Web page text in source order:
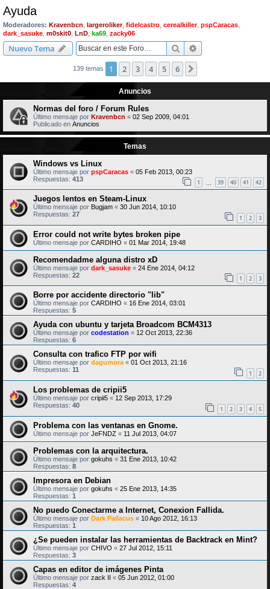
Ayuda
Moderadores: Kravenbcn largeroliker, fidelcastro cerealkiller, pspCaracas
dark_sasuke m0skit0 LnD ka69 zacky06
Nuevo Tema Buscar
139 temas 1 2 3 4 5 6
Anuncios
Normas del foro / Forum Rules
Último mensaje por Kravenbcn « 02 Sep 2009, 04:01
Publicado en Anuncios
Temas
Windows vs Linux
Último mensaje por pspCaracas « 05 Feb 2013, 00:23
Respuestas: 413 1 39 40 41 42
Juegos lentos en Steam-Linux
Último mensaje por Bugjam « 30 Jun 2014, 10:10
Respuestas: 27 1 2 3
Error could not write bytes broken pipe
Último mensaje por CARDIHO « 01 Mar 2014, 19:48
Recomendadme alguna distro xD
Último mensaje por dark_sasuke « 24 Ene 2014, 04:12
Respuestas: 22 1 2 3
Borre por accidente directorio "lib"
Último mensaje por CARDIHO « 16 Ene 2014, 03:01
Respuestas: 5
Ayuda con ubuntu y tarjeta Broadcom BCM4313
Último mensaje por codestation « 12 Oct 2013, 22:36
Respuestas: 6
Consulta con trafico FTP por wifi
Último mensaje por dagumora« 01 Oct 2013, 21:16
Respuestas: 11 1 2
Los problemas de cripii5
Último mensaje por cripii5 « 12 Sep 2013, 17:29
Respuestas: 40 1 2 3 4 5
Problema con las ventanas en Gnome.
Último mensaje por JeFNDZ « 11 Jul 2013, 04:07
Problemas con la arquitectura.
Último mensaje por gokuhs « 31 Ene 2013, 10:42
Respuestas: 8
Impresora en Debian
Último mensaje por gokuhs « 25 Ene 2013, 14:35
Respuestas: 1
No puedo Conectarme a Internet, Conexion Fallida.
Último mensaje por Dark Pallacus « 10 Ago 2012, 16:13
Respuestas: 1
¿Se pueden instalar las herramientas de Backtrack en Mint?
Último mensaje por CHIVO « 27 Jul 2012, 15:11
Respuestas: 3
Capas en editor de imágenes Pinta
Último mensaje por zack II « 05 Jun 2012, 01:00
Respuestas: 4